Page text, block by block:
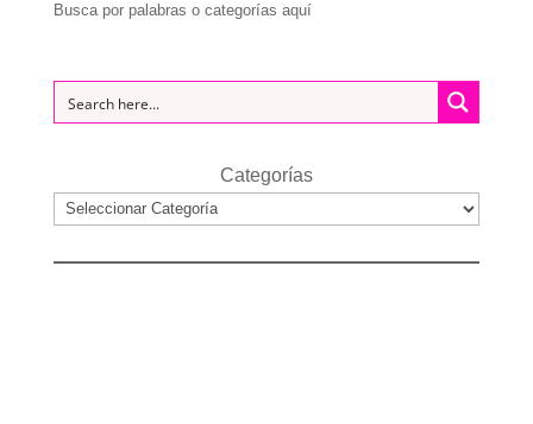
Busca por palabras o categorías aquí
Categorías